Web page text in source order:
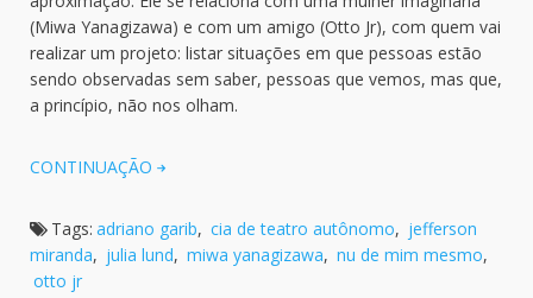
(Miwa Yanagizawa) e com um amigo (Otto Jr), com quem vai
realizar um projeto: listar situações em que pessoas estão
sendo observadas sem saber, pessoas que vemos, mas que,
a princípio, não nos olham.
CONTINUAÇÃO
Tags: adriano garib, cia de teatro autônomo, jefferson
miranda, julia lund, miwa yanagizawa, nu de mim mesmo,
otto jr